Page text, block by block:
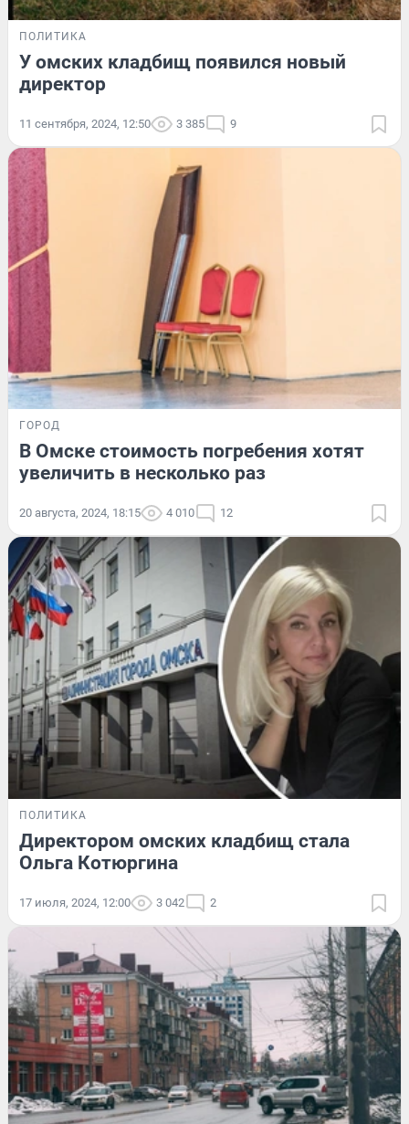
ПОЛИТИКА
У омских кладбищ появился новый
директор
11 сентября, 2024, 12:50 3 385 9
ГОРОД
В Омске стоимость погребения хотят
увеличить в несколько раз
20 августа, 2024, 18:15 4 010 12
ПОЛИТИКА
Директором омских кладбищ стала
Ольга Котюргина
17 июля, 2024, 12:00 3 042 2